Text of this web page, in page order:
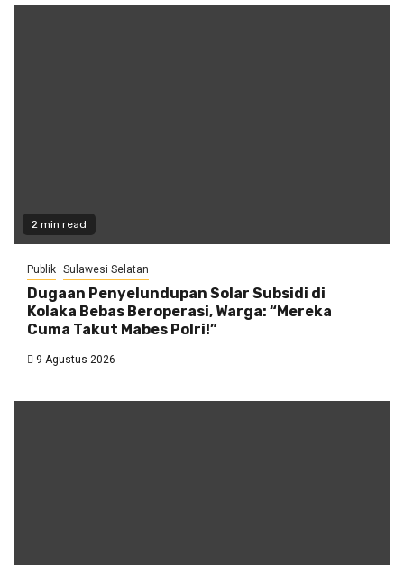
2 min read
Publik Sulawesi Selatan
Dugaan Penyelundupan Solar Subsidi di
Kolaka Bebas Beroperasi, Warga: “Mereka
Cuma Takut Mabes Polri!”
9 Agustus 2026